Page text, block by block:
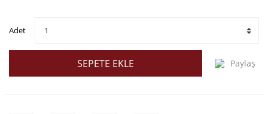
Adet
SEPETE EKLE Paylaş